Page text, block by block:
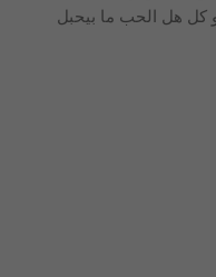
كل هل الحب ما بيحبل